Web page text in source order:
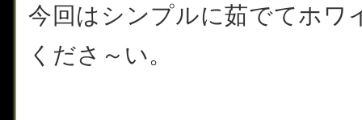
今回はシンプルに茹でてホワ
くださ～い。